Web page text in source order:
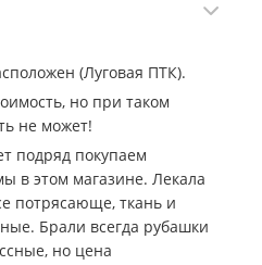
(Луговая ПТК).
но при таком
не может!
подряд покупаем
в этом магазине. Лекала
потрясающе, ткань и
Брали всегда рубашки
но цена